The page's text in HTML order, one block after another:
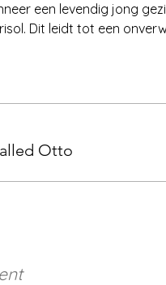
een levendig jong
Dit leidt tot een
Otto